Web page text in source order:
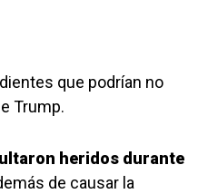
que podrían no
Trump.
heridos durante
de causar la